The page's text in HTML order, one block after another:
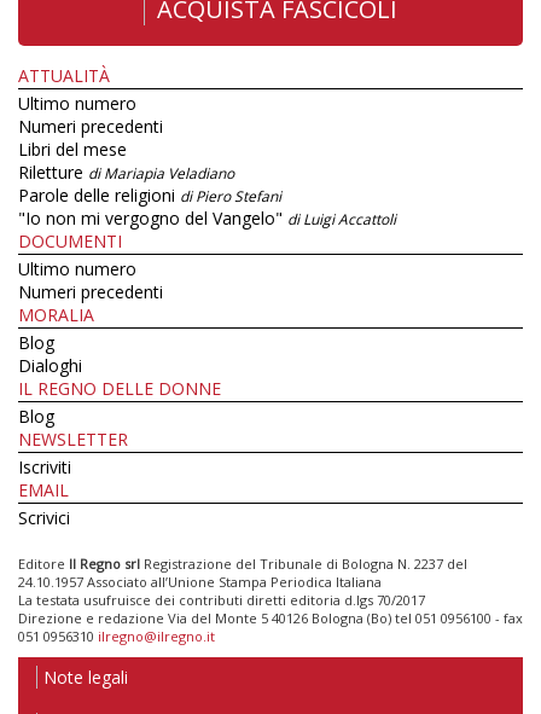
ACQUISTA FASCICOLI
ATTUALITÀ
Ultimo numero
Numeri precedenti
Libri del mese
Riletture di Mariapia Veladiano
Parole delle religioni di Piero Stefani
"Io non mi vergogno del Vangelo" di Luigi Accattoli
DOCUMENTI
Ultimo numero
Numeri precedenti
MORALIA
Blog
Dialoghi
IL REGNO DELLE DONNE
Blog
NEWSLETTER
Iscriviti
EMAIL
Scrivici
Editore Il Regno srl Registrazione del Tribunale di Bologna N. 2237 del
24.10.1957 Associato all’Unione Stampa Periodica Italiana
La testata usufruisce dei contributi diretti editoria d.lgs 70/2017
Direzione e redazione Via del Monte 5 40126 Bologna (Bo) tel 051 0956100 - fax
051 0956310 ilregno@ilregno.it
Note legali